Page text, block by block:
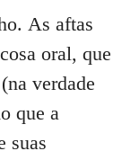
As aftas
oral, que
verdade
que a
suas